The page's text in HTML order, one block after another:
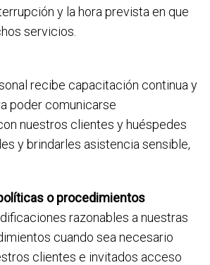
y la hora prevista en que
servicios.
recibe capacitación continua y
poder comunicarse
nuestros clientes y huéspedes
y brindarles asistencia sensible,
o procedimientos
razonables a nuestras
cuando sea necesario
clientes e invitados acceso